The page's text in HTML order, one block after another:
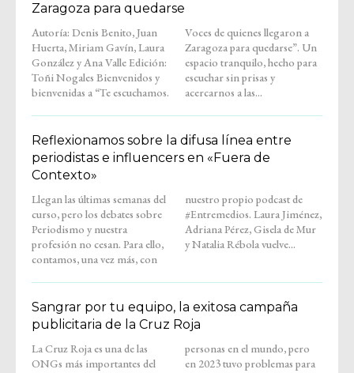
Zaragoza para quedarse
Autoría: Denis Benito, Juan
Huerta, Miriam Gavín, Laura
González y Ana Valle Edición:
Toñi Nogales Bienvenidos y
bienvenidas a “Te escuchamos.
Voces de quienes llegaron a
Zaragoza para quedarse”. Un
espacio tranquilo, hecho para
escuchar sin prisas y
acercarnos a las...
Reflexionamos sobre la difusa línea entre
periodistas e influencers en «Fuera de
Contexto»
Llegan las últimas semanas del
curso, pero los debates sobre
Periodismo y nuestra
profesión no cesan. Para ello,
contamos, una vez más, con
nuestro propio podcast de
#Entremedios. Laura Jiménez,
Adriana Pérez, Gisela de Mur
y Natalia Rébola vuelve...
Sangrar por tu equipo, la exitosa campaña
publicitaria de la Cruz Roja
La Cruz Roja es una de las
ONGs más importantes del
personas en el mundo, pero
en 2023 tuvo problemas para